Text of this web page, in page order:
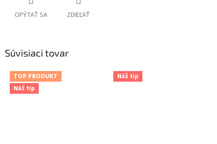
OPÝTAŤ SA ZDIEĽAŤ
Súvisiaci tovar
TOP PRODUKT
Náš tip
Náš tip